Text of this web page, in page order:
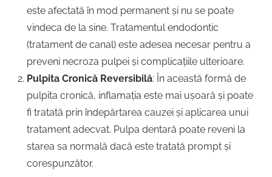
este afectată în mod permanent și nu se poate
vindeca de la sine. Tratamentul endodontic
(tratament de canal) este adesea necesar pentru a
preveni necroza pulpei și complicațiile ulterioare.
Pulpita Cronică Reversibilă: În această formă de
pulpita cronică, inflamația este mai ușoară și poate
fi tratată prin îndepărtarea cauzei și aplicarea unui
tratament adecvat. Pulpa dentară poate reveni la
starea sa normală dacă este tratată prompt și
corespunzător.